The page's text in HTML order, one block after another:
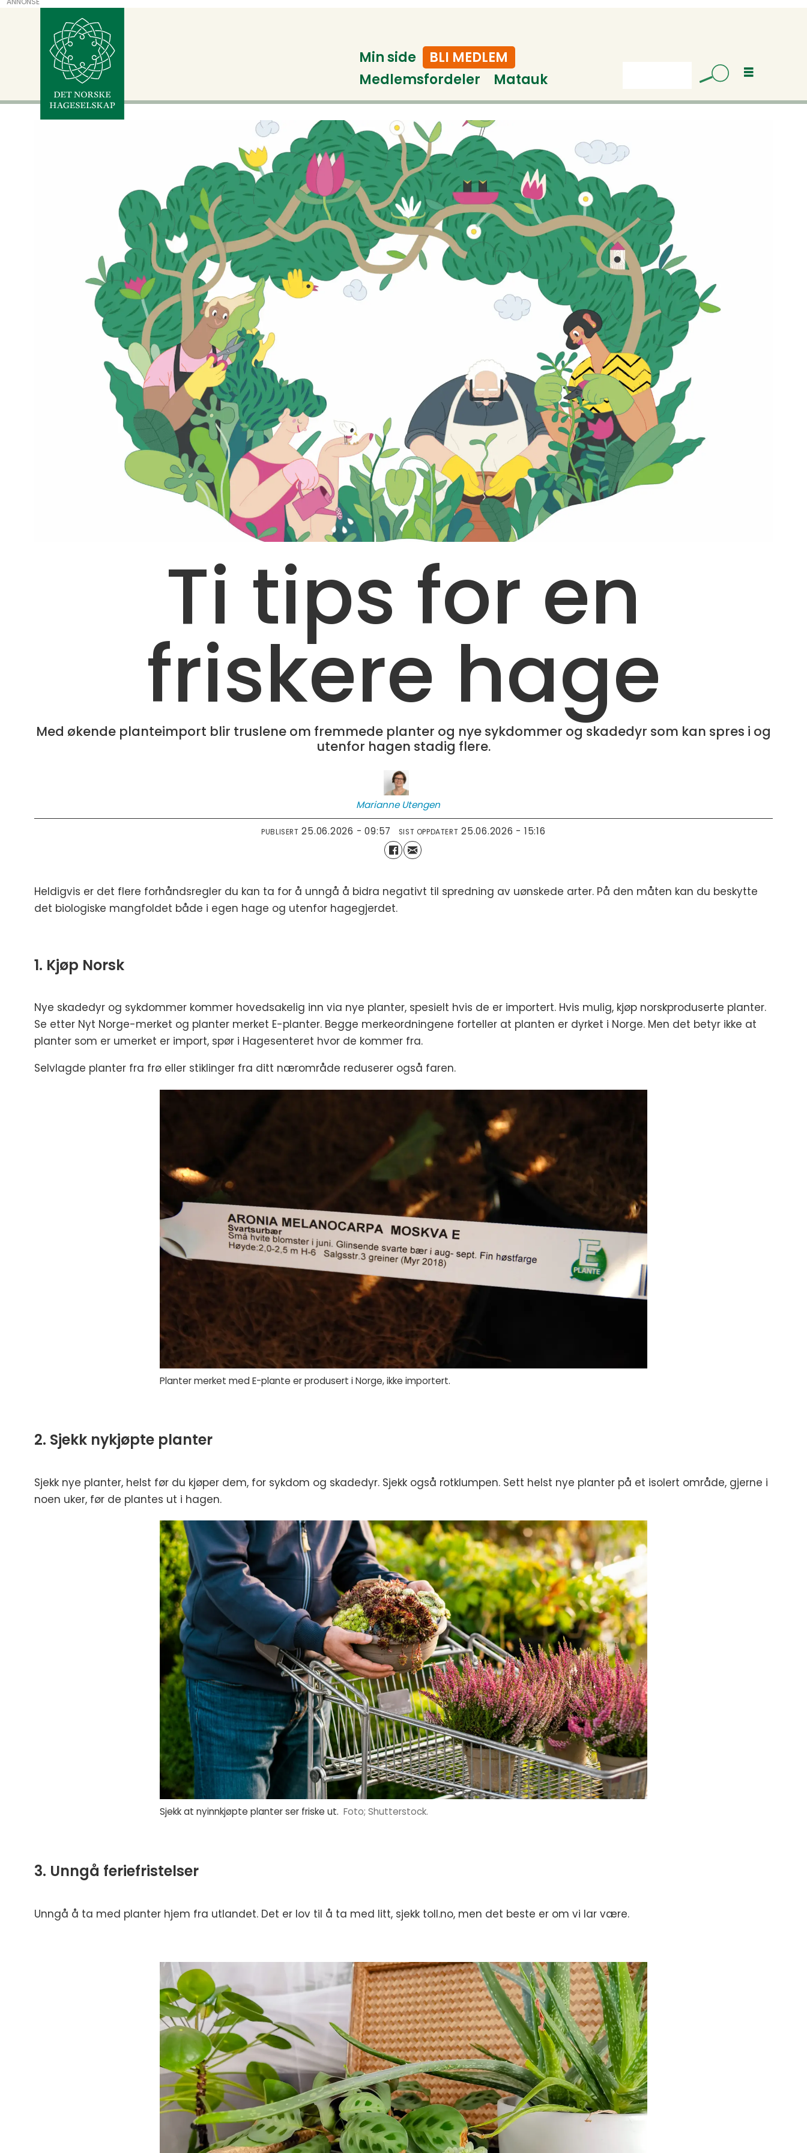
Min side
BLI MEDLEM
Medlemsfordeler
Matauk
Ti tips for en
friskere hage
Med økende planteimport blir truslene om fremmede planter og nye sykdommer og skadedyr som kan spres i og
utenfor hagen stadig flere.
Marianne Utengen
PUBLISERT 25.06.2026 - 09:57 SIST OPPDATERT 25.06.2026 - 15:16
Heldigvis er det flere forhåndsregler du kan ta for å unngå å bidra negativt til spredning av uønskede arter. På den måten kan du beskytte
det biologiske mangfoldet både i egen hage og utenfor hagegjerdet.
1. Kjøp Norsk
Nye skadedyr og sykdommer kommer hovedsakelig inn via nye planter, spesielt hvis de er importert. Hvis mulig, kjøp norskproduserte planter.
Se etter Nyt Norge-merket og planter merket E-planter. Begge merkeordningene forteller at planten er dyrket i Norge. Men det betyr ikke at
planter som er umerket er import, spør i Hagesenteret hvor de kommer fra.
Selvlagde planter fra frø eller stiklinger fra ditt nærområde reduserer også faren.
Planter merket med E-plante er produsert i Norge, ikke importert.
2. Sjekk nykjøpte planter
Sjekk nye planter, helst før du kjøper dem, for sykdom og skadedyr. Sjekk også rotklumpen. Sett helst nye planter på et isolert område, gjerne i
noen uker, før de plantes ut i hagen.
Sjekk at nyinnkjøpte planter ser friske ut. Foto; Shutterstock.
3. Unngå feriefristelser
Unngå å ta med planter hjem fra utlandet. Det er lov til å ta med litt, sjekk toll.no, men det beste er om vi lar være.